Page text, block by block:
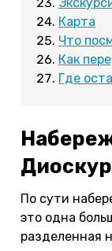
Карта
Что
Как
Где
По сути
это одна
разделенная